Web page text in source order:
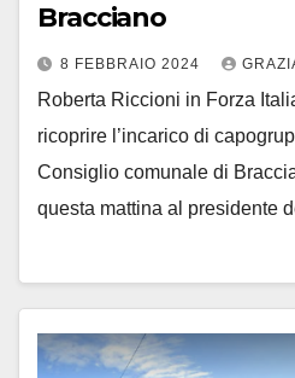
Bracciano
8 FEBBRAIO 2024
Roberta Riccioni in Forza
ricoprire l’incarico di
Consiglio comunale di
questa mattina al presidente